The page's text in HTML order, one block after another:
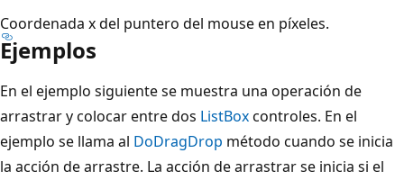
Coordenada x del puntero del mouse en píxeles.
Ejemplos
En el ejemplo siguiente se muestra una operación de
arrastrar y colocar entre dos ListBoxcontroles. En el
ejemplo se llama al DoDragDrop método cuando se inicia
la acción de arrastre. La acción de arrastrar se inicia si el